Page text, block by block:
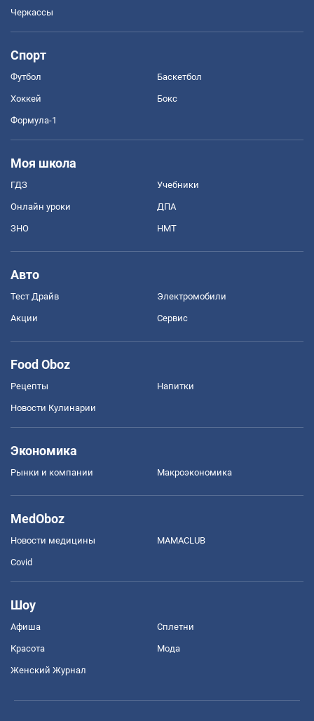
Черкассы
Спорт
Футбол Баскетбол
Хоккей Бокс
Формула-1
Моя школа
ГДЗ Учебники
Онлайн уроки ДПА
ЗНО НМТ
Авто
Тест Драйв Электромобили
Акции Сервис
Food Oboz
Рецепты Напитки
Новости Кулинарии
Экономика
Рынки и компании Mакроэкономика
MedOboz
Новости медицины MAMACLUB
Covid
Шоу
Афиша Сплетни
Красота Мода
Женский Журнал